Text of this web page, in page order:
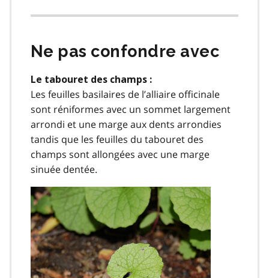
Ne pas confondre avec
Le tabouret des champs :
Les feuilles basilaires de l’alliaire officinale
sont réniformes avec un sommet largement
arrondi et une marge aux dents arrondies
tandis que les feuilles du tabouret des
champs sont allongées avec une marge
sinuée dentée.